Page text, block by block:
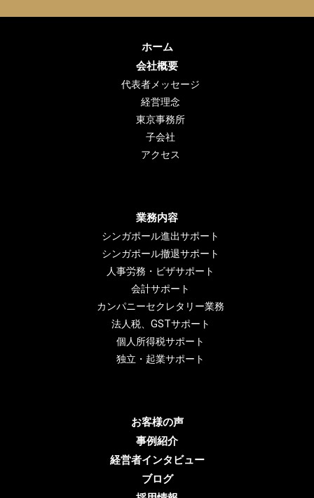
ホーム
会社概要
代表者メッセージ
経営理念
東京事務所
子会社
アクセス
業務内容
シンガポール進出サポート
シンガポール撤退サポート
人事労務・ビザサポート
会計サポート
カンパニーセクレタリー業務
法人税、GSTサポート
個人所得税サポート
独立・起業サポート
お客様の声
事例紹介
経営者インタビュー
ブログ